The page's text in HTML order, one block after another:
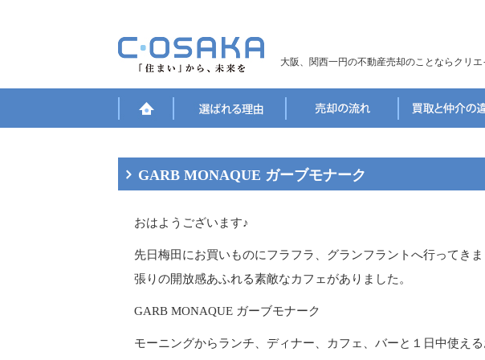
大阪、関西一円の不動産売却のことならクリエ
GARB MONAQUE ガーブモナーク
おはようございます♪
先日梅田にお買いものにフラフラ、グランフラントへ行ってき
張りの開放感あふれる素敵なカフェがありました。
GARB MONAQUE ガーブモナーク
モーニングからランチ、ディナー、カフェ、バーと１日中使え